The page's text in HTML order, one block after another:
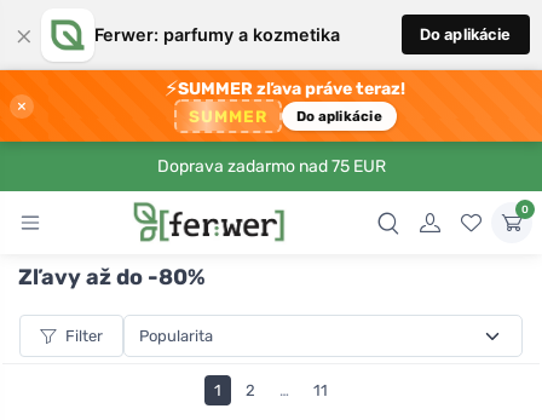
× Ferwer: parfumy a kozmetika Do aplikácie
×
⚡SUMMER zľava práve teraz!
SUMMER Do aplikácie
Doprava zadarmo nad 75 EUR
0
Zľavy až do -80%
Filter
1 2 … 11